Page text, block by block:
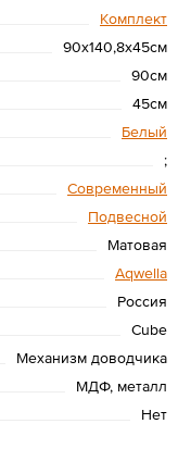
Комплект
90х140,8х45см
90см
45см
Белый
;
Современный
Подвесной
Матовая
Aqwella
Россия
Cube
Механизм доводчика
МДФ, металл
Нет